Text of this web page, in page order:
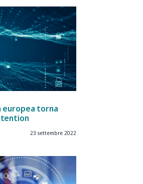
europea torna
23 settembre 2022